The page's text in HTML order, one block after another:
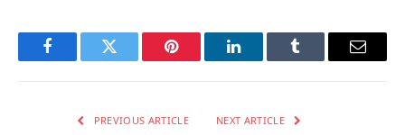
FacebookTwitter Pinterest LinkedInTumblr Email
PREVIOUS ARTICLE NEXT ARTICLE